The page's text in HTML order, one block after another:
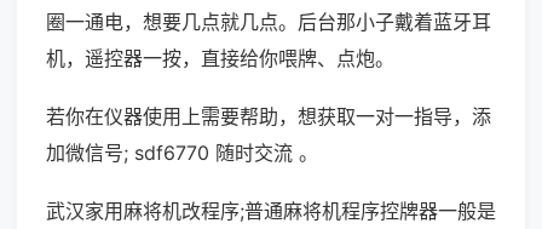
圈一通电，想要几点就几点。后台那小子戴着蓝牙耳
机，遥控器一按，直接给你喂牌、点炮。
若你在仪器使用上需要帮助，想获取一对一指导，添
加微信号; sdf6770 随时交流 。
武汉家用麻将机改程序;普通麻将机程序控牌器一般是